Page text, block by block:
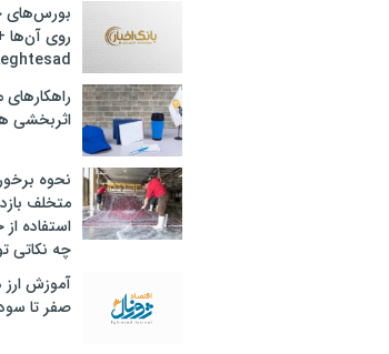
بورس‌های
روی آن‌ها
اثربخشی
نحوه
متخلف
استفاده
چه نکاتی
آموزش
صفر تا